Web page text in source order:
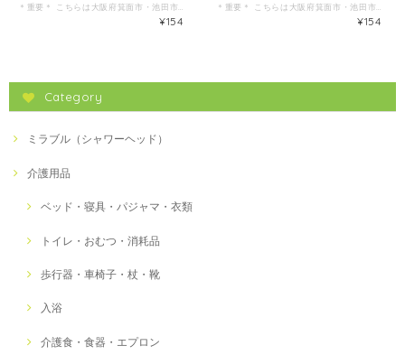
¥154 ¥154
Category
ミラブル（シャワーヘッド）
介護用品
ベッド・寝具・パジャマ・衣類
トイレ・おむつ・消耗品
歩行器・車椅子・杖・靴
入浴
介護食・食器・エプロン